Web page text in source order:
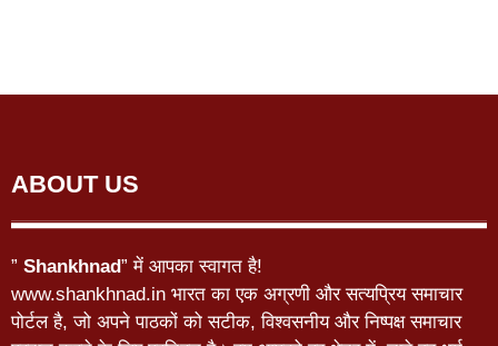
ABOUT US
” Shankhnad” में आपका स्वागत है!
www.shankhnad.in भारत का एक अग्रणी और सत्यप्रिय समाचार
पोर्टल है, जो अपने पाठकों को सटीक, विश्वसनीय और निष्पक्ष समाचार